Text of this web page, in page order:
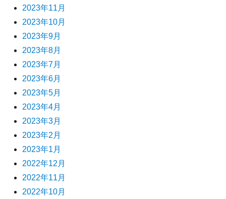
2023年11月
2023年10月
2023年9月
2023年8月
2023年7月
2023年6月
2023年5月
2023年4月
2023年3月
2023年2月
2023年1月
2022年12月
2022年11月
2022年10月